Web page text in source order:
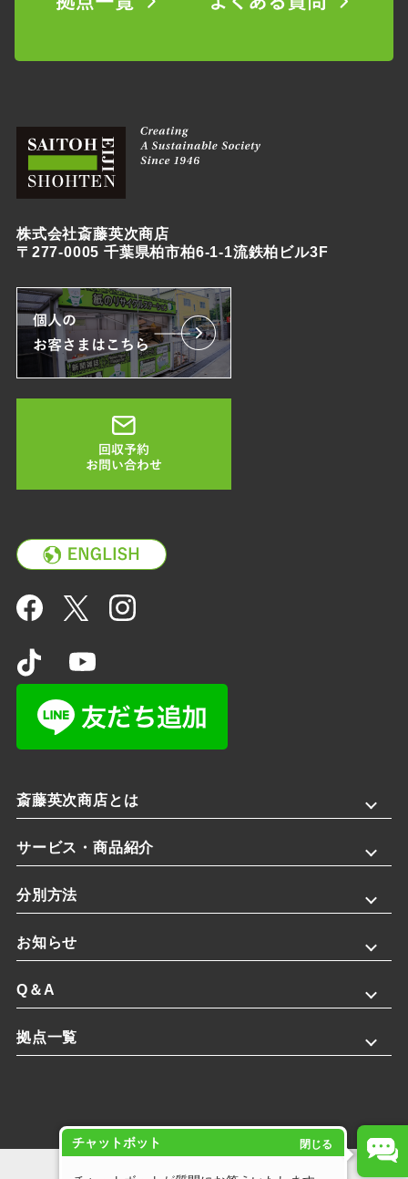
株式会社斎藤英次商店
〒277-0005 千葉県柏市柏6-1-1流鉄柏ビル3F
斎藤英次商店とは
サービス・商品紹介
分別方法
お知らせ
Q＆A
拠点一覧
チャットボット 閉じる